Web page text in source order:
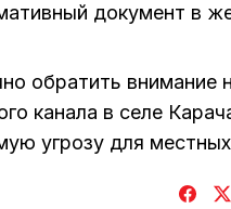
документ в
обратить внимание
канала в селе
угрозу для